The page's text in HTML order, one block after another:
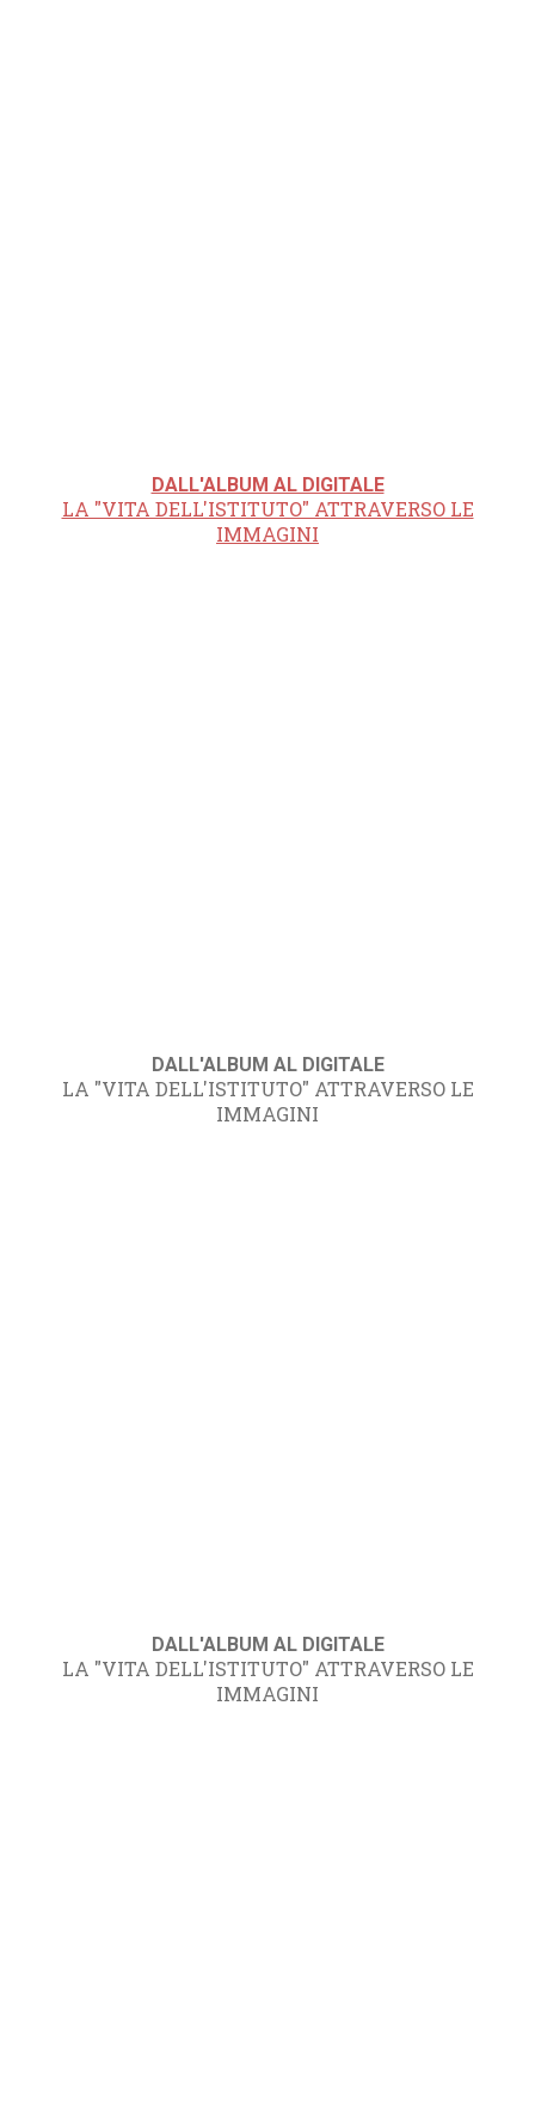
DALL'ALBUM AL DIGITALE
LA "VITA DELL'ISTITUTO" ATTRAVERSO LE
IMMAGINI
DALL'ALBUM AL DIGITALE
LA "VITA DELL'ISTITUTO" ATTRAVERSO LE
IMMAGINI
DALL'ALBUM AL DIGITALE
LA "VITA DELL'ISTITUTO" ATTRAVERSO LE
IMMAGINI